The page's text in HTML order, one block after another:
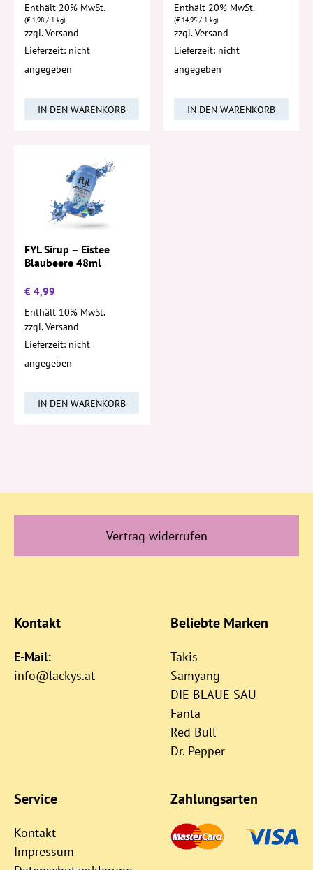
Enthält 20% MwSt.
(€1,98 / 1 kg)
zzgl.Versand
Lieferzeit: nicht
angegeben
IN DEN WARENKORB
Enthält 20% MwSt.
(€14,95 / 1 kg)
zzgl.Versand
Lieferzeit: nicht
angegeben
IN DEN WARENKORB
FYL Sirup – Eistee
Blaubeere 48ml
€ 4,99
Enthält 10% MwSt.
zzgl.Versand
Lieferzeit: nicht
angegeben
IN DEN WARENKORB
Vertrag widerrufen
Kontakt
E-Mail:
info@lackys.at
Beliebte Marken
Takis
Samyang
DIE BLAUE SAU
Fanta
Red Bull
Dr. Pepper
Service
Kontakt
Impressum
Zahlungsarten